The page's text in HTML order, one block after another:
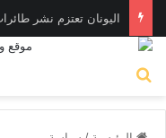
اليونان تعتزم نشر